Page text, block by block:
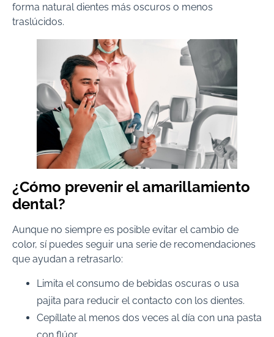
forma natural dientes más oscuros o menos
traslúcidos.
¿Cómo prevenir el amarillamiento
dental?
Aunque no siempre es posible evitar el cambio de
color, sí puedes seguir una serie de recomendaciones
que ayudan a retrasarlo:
Limita el consumo de bebidas oscuras o usa
pajita para reducir el contacto con los dientes.
Cepíllate al menos dos veces al día con una pasta